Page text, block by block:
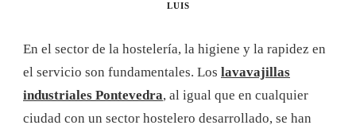
LUIS
En el sector de la hostelería, la higiene y la rapidez en
el servicio son fundamentales. Los lavavajillas
industriales Pontevedra, al igual que en cualquier
ciudad con un sector hostelero desarrollado, se han